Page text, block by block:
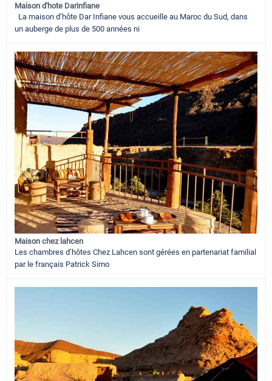
Maison d'hote Darinfiane
La maison d’hôte Dar Infiane vous accueille au Maroc du Sud, dans
un auberge de plus de 500 années ni
Maison chez lahcen
Les chambres d’hôtes Chez Lahcen sont gérées en partenariat familial
par le français Patrick Simo